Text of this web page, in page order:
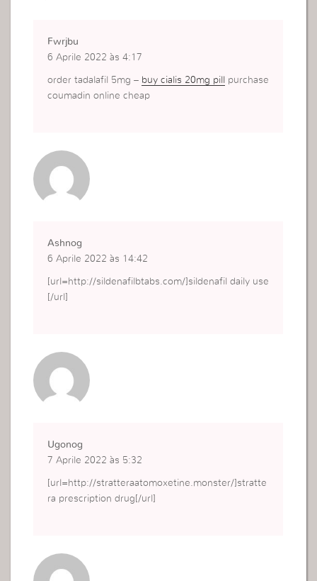
Fwrjbu
6 Aprile 2022 às 4:17
order tadalafil 5mg – buy cialis 20mg pill
purchase
coumadin online cheap
Ashnog
6 Aprile 2022 às 14:42
[url=http://sildenafilbtabs.com/]sildenafil daily use
[/url]
Ugonog
7 Aprile 2022 às 5:32
[url=http://stratteraatomoxetine.monster/]stratte
ra prescription drug[/url]